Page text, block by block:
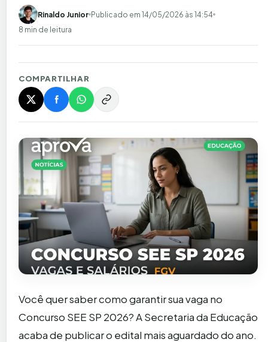
Rinaldo Junior Publicado em 14/05/2026 às 14:54
8 min de leitura
COMPARTILHAR
Você quer saber como garantir sua vaga no
Concurso SEE SP 2026? A Secretaria da Educação
acaba de publicar o edital mais aguardado do ano.